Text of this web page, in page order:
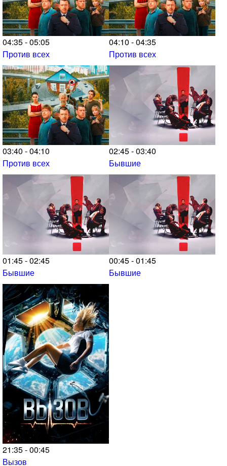
04:35 - 05:05
Против всех
04:10 - 04:35
Против всех
03:40 - 04:10
Против всех
02:45 - 03:40
Бывшие
01:45 - 02:45
Бывшие
00:45 - 01:45
Бывшие
21:35 - 00:45
Вызов